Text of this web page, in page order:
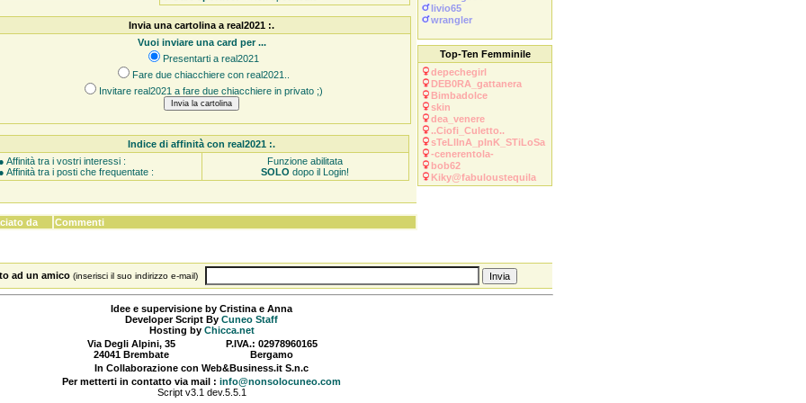
Invia una cartolina a real2021 :.
Vuoi inviare una card per ...
Presentarti a real2021
Fare due chiacchiere con real2021..
Invitare real2021 a fare due chiacchiere in privato ;)
Indice di affinità con real2021 :.
● Affinità tra i vostri interessi :
● Affinità tra i posti che frequentate :
Funzione abilitata
SOLO dopo il Login!
da Commenti
livio65
wrangler
Top-Ten Femminile
depechegirl
DEB0RA_gattanera
Bimbadolce
skin
dea_venere
..Ciofi_Culetto..
sTeLlInA_pInK_STiLoSa
-cenerentola-
bob62
Kiky@fabuloustequila
ad un amico (inserisci il suo indirizzo e-mail)
Idee e supervisione by Cristina e Anna
Developer Script By Cuneo Staff
Hosting by Chicca.net
Via Degli Alpini, 35
24041 Brembate
P.IVA.: 02978960165
Bergamo
In Collaborazione con Web&Business.it S.n.c
Per metterti in contatto via mail : info@nonsolocuneo.com
Script v3.1 dev.5.5.1